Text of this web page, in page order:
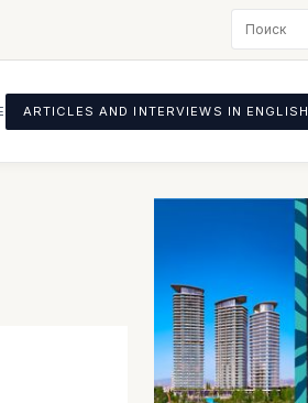
ARTICLES AND INTERVIEWS IN ENGLISH